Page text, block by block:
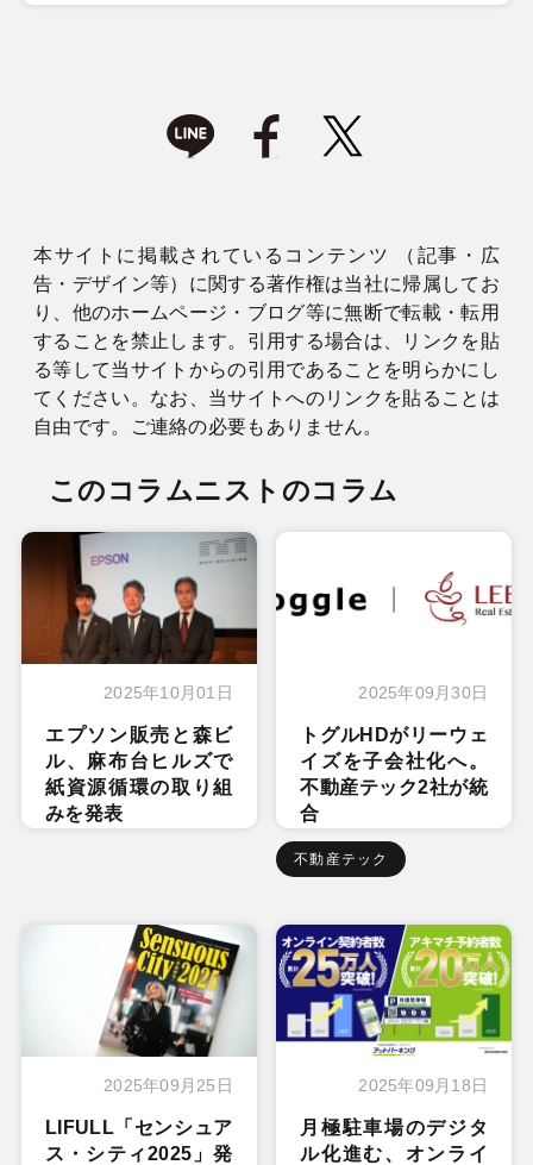
本サイトに掲載されているコンテンツ （記事・広
告・デザイン等）に関する著作権は当社に帰属してお
り、他のホームページ・ブログ等に無断で転載・転用
することを禁止します。引用する場合は、リンクを貼
る等して当サイトからの引用であることを明らかにし
てください。なお、当サイトへのリンクを貼ることは
自由です。ご連絡の必要もありません。
このコラムニストのコラム
2025年10月01日
エプソン販売と森ビ
ル、麻布台ヒルズで
紙資源循環の取り組
みを発表
2025年09月30日
トグルHDがリーウェ
イズを子会社化へ。
不動産テック2社が統
合
不動産テック
2025年09月25日
LIFULL「センシュア
ス・シティ2025」発
2025年09月18日
月極駐車場のデジタ
ル化進む、オンライ